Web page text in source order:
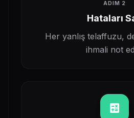
ADIM 2
Hataları
Her yanlış telaffuzu,
ihmali not
calculate